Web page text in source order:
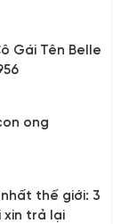
Gái Tên Belle
ong
thế giới: 3
xin trả lại